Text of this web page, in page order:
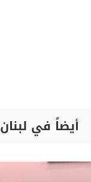
أيضاً في لبنان